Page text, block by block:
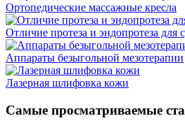
Ортопедические массажные кресла
Отличие протеза и эндопротеза для
Аппараты безыгольной мезотерапии
Лазерная шлифовка кожи
Самые просматриваемые